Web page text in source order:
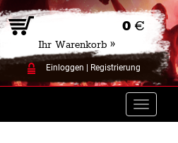
0 €
Ihr Warenkorb »
Einloggen Registrierung
Toggle